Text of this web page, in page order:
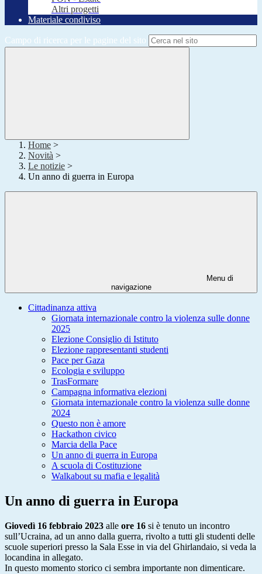
Altri progetti
Materiale condiviso
Campo di ricerca per le pagine del sito
Home >
Novità >
Le notizie >
Un anno di guerra in Europa
Menu di
navigazione
Cittadinanza attiva
Giornata internazionale contro la violenza sulle donne
2025
Elezione Consiglio di Istituto
Elezione rappresentanti studenti
Pace per Gaza
Ecologia e sviluppo
TrasFormare
Campagna informativa elezioni
Giornata internazionale contro la violenza sulle donne
2024
Questo non è amore
Hackathon civico
Marcia della Pace
Un anno di guerra in Europa
A scuola di Costituzione
Walkabout su mafia e legalità
Un anno di guerra in Europa
Giovedì 16 febbraio 2023 alle ore 16 si è tenuto un incontro
sull’Ucraina, ad un anno dalla guerra, rivolto a tutti gli studenti delle
scuole superiori presso la Sala Esse in via del Ghirlandaio, si veda la
locandina in allegato.
In questo momento storico ci sembra importante non dimenticare.